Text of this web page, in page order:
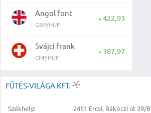
Angol font
GBP/HUF
▲ 422,93
Svájci frank
CHF/HUF
▲ 387,97
FŰTÉS-VILÁGA KFT.
Székhely:
2451 Ercsi, Rákóczi út 39/B